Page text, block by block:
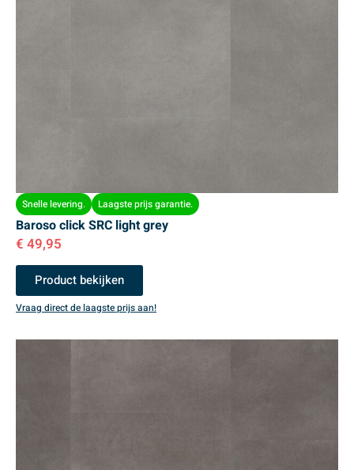
Snelle levering. Laagste prijs garantie.
Baroso click SRC light grey
€ 49,95
Product bekijken
Vraag direct de laagste prijs aan!